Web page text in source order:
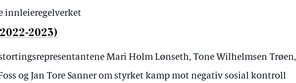
innleieregelverket
2023)
Mari Holm Lønseth, Tone Wilhelmsen Trøen,
og Jan Tore Sanner om styrket kamp mot negativ sosial kontroll